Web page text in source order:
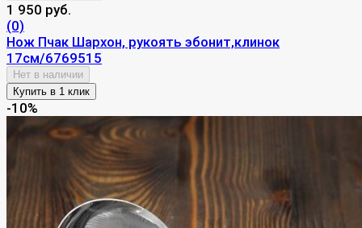
1 950 руб.
(0)
Нож Пчак Шархон, рукоять эбонит,клинок
17см/6769515
Нет в наличии
-10%